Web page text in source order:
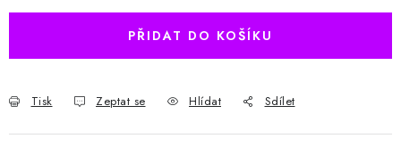
PŘIDAT DO KOŠÍKU
Tisk Zeptat se Hlídat Sdílet